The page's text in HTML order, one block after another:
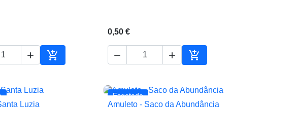
 
Adicionar ao carrinho
0,50 €
  
Adicionar ao carrinho
Vista rápida
Luzia
Esgotado
 Vista rápida
Amuleto - Saco da Abundância